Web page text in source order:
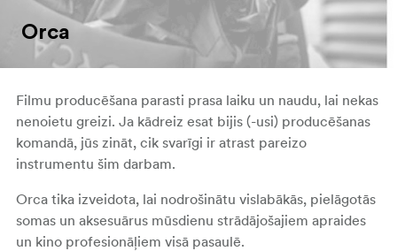
Orca
Filmu producēšana parasti prasa laiku un naudu, lai nekas
nenoietu greizi. Ja kādreiz esat bijis (-usi) producēšanas
komandā, jūs zināt, cik svarīgi ir atrast pareizo
instrumentu šim darbam.
Orca tika izveidota, lai nodrošinātu vislabākās, pielāgotās
somas un aksesuārus mūsdienu strādājošajiem apraides
un kino profesionāļiem visā pasaulē.